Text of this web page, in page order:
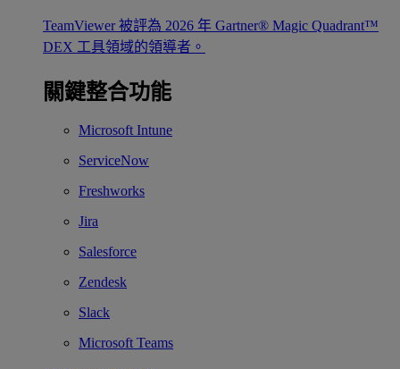
TeamViewer 被評為 2026 年 Gartner® Magic Quadrant™
DEX 工具領域的領導者。
關鍵整合功能
Microsoft Intune
ServiceNow
Freshworks
Jira
Salesforce
Zendesk
Slack
Microsoft Teams